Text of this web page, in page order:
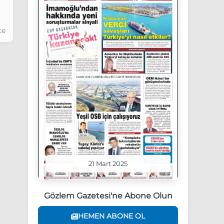
21 Mart 2025
Gözlem Gazetesi'ne Abone Olun
HEMEN ABONE OL